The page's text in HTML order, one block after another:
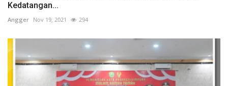
Kedatangan...
Angger Nov 19, 2021 294